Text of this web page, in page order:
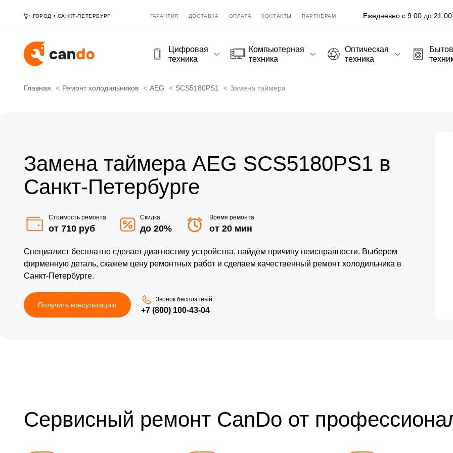
ГОРОД • САНКТ-ПЕТЕРБУРГ ГАРАНТИЯ ДОСТАВКА ОПЛАТА КОНТАКТЫ ПАРТНЁРАМ Ежедневно с 9:00 до 21:00
Цифровая
техника
Компьютерная
техника
Оптическая
техника
Главная Ремонт холодильников AEG SCS5180PS1 Замена таймера
Замена таймера AEG SCS5180PS1 в
Санкт-Петербурге
Стоимость ремонта
от 710 руб
Скидка
до 20%
Время ремонта
от 20 мин
Специалист бесплатно сделает диагностику устройства, найдём причину неисправности. Выберем
фирменную деталь, скажем цену ремонтных работ и сделаем качественный ремонт холодильника в
Санкт-Петербурге.
Получить консультацию
Звонок бесплатный
+7 (800) 100-43-04
Сервисный ремонт CanDo от